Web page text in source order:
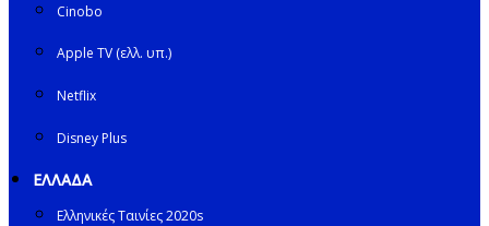
Cinobo
Apple TV (ελλ. υπ.)
Netflix
Disney Plus
ΕΛΛΑΔΑ
Ελληνικές Ταινίες 2020s